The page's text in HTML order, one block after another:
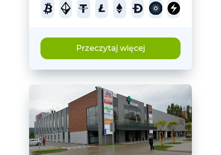
Przeczytaj więcej